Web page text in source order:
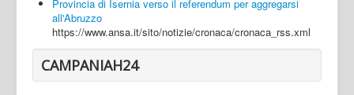
Provincia di Isernia verso il referendum per aggregarsi
all'Abruzzo
https://www.ansa.it/sito/notizie/cronaca/cronaca_rss.xml
CAMPANIAH24